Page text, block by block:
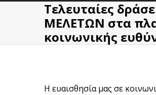
Τελευταίες
ΜΕΛΕΤΩΝ στα
κοινωνικής
Η ευαισθησία μας σε